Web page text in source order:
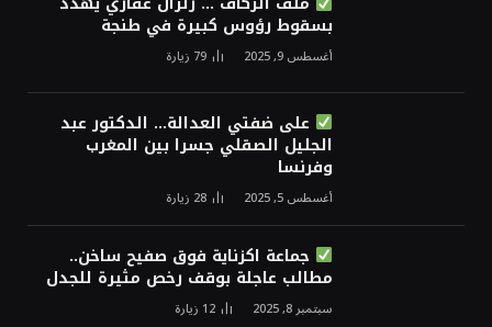
بسقوط رؤوس كبيرة في طنجة
أغسطس 9, 2025 79 زيارة
على ضفتي العدالة… الدكتور عبد
الجليل الصقلي جسرا بين المغرب
وفرنسا
أغسطس 5, 2025 28 زيارة
جماعة اكزناية فوق صفيح ساخن..
مطالب عاجلة بوقف رخص مثيرة للجدل
سبتمبر 8, 2025 12 زيارة